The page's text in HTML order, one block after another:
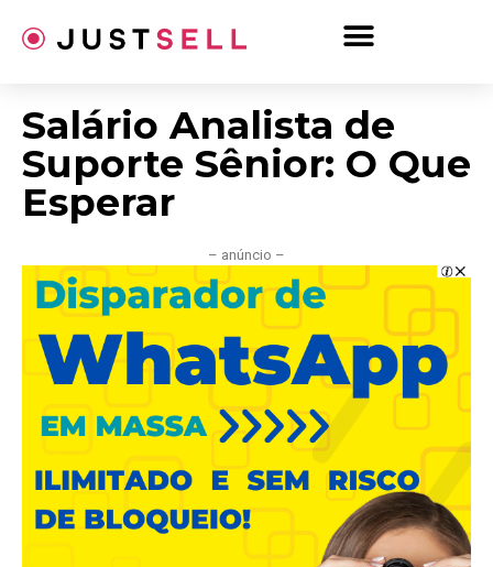
para
Salário Analista de
Suporte Sênior: O Que
Esperar
– anúncio –